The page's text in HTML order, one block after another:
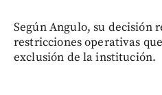
Según Angulo, su decisión
restricciones operativas
exclusión de la institución.